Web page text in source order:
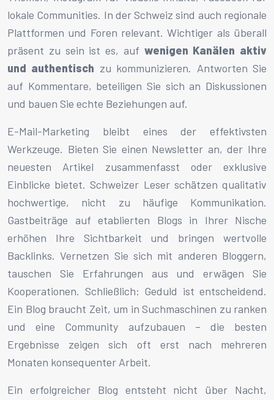
lokale Communities. In der Schweiz sind auch regionale
Plattformen und Foren relevant. Wichtiger als überall
präsent zu sein ist es, auf wenigen Kanälen aktiv
und authentisch zu kommunizieren. Antworten Sie
auf Kommentare, beteiligen Sie sich an Diskussionen
und bauen Sie echte Beziehungen auf.
E-Mail-Marketing bleibt eines der effektivsten
Werkzeuge. Bieten Sie einen Newsletter an, der Ihre
neuesten Artikel zusammenfasst oder exklusive
Einblicke bietet. Schweizer Leser schätzen qualitativ
hochwertige, nicht zu häufige Kommunikation.
Gastbeiträge auf etablierten Blogs in Ihrer Nische
erhöhen Ihre Sichtbarkeit und bringen wertvolle
Backlinks. Vernetzen Sie sich mit anderen Bloggern,
tauschen Sie Erfahrungen aus und erwägen Sie
Kooperationen. Schließlich: Geduld ist entscheidend.
Ein Blog braucht Zeit, um in Suchmaschinen zu ranken
und eine Community aufzubauen – die besten
Ergebnisse zeigen sich oft erst nach mehreren
Monaten konsequenter Arbeit.
Ein erfolgreicher Blog entsteht nicht über Nacht,